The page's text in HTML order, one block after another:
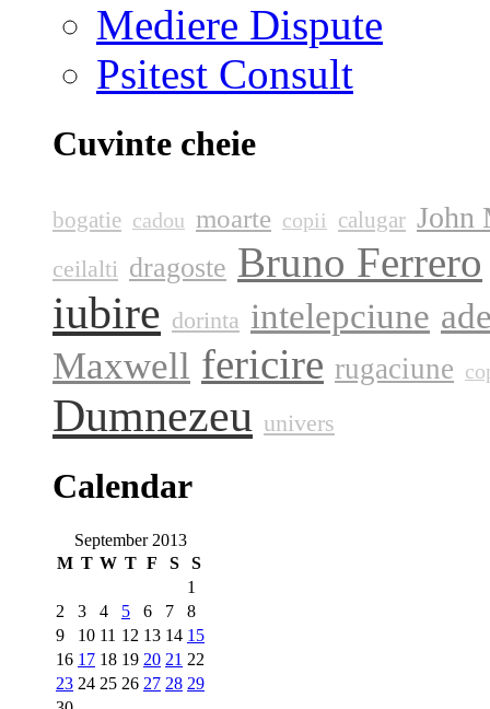
Mediere Dispute
Psitest Consult
Cuvinte cheie
bogatie cadou moarte copii calugar John
ceilalti dragoste Bruno Ferrero
iubire dorinta intelepciune
Maxwell fericire rugaciune
Dumnezeu univers
Calendar
September 2013
M T W T F S
S
1
2
3 4 5 6 7
8
9
10 11 12 13 14 15
16 17 18 19 20 21 22
23 24 25 26 27 28 29